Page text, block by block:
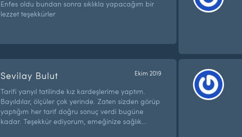
Enfes oldu bundan sonra sıklıkla yapacağım bir
lezzet teşekkürler
Sevilay Bulut Ekim 2019
Tarifi yarıyıl tatilinde kız kardeşlerime yaptım.
Bayıldılar, ölçüler çok yerinde. Zaten sizden görüp
yaptığım her tarif doğru sonuç verdi bugüne
kadar. Teşekkür ediyorum, emeğinize sağlık…